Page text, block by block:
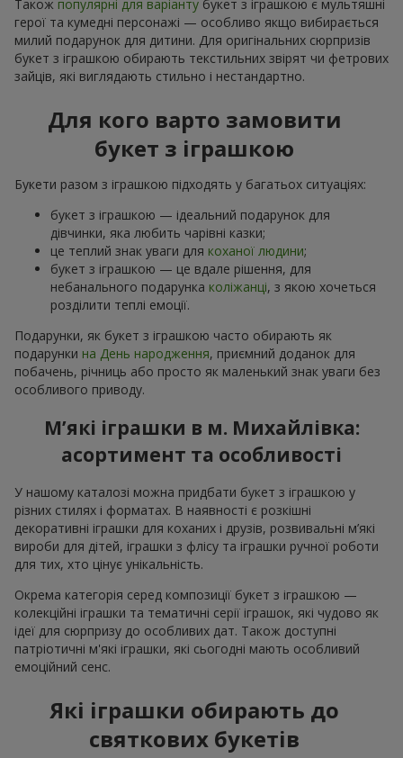
Також популярні для варіанту букет з іграшкою є мультяшні
герої та кумедні персонажі — особливо якщо вибирається
милий подарунок для дитини. Для оригінальних сюрпризів
букет з іграшкою обирають текстильних звірят чи фетрових
зайців, які виглядають стильно і нестандартно.
Для кого варто замовити
букет з іграшкою
Букети разом з іграшкою підходять у багатьох ситуаціях:
букет з іграшкою — ідеальний подарунок для
дівчинки, яка любить чарівні казки;
це теплий знак уваги для коханої людини;
букет з іграшкою — це вдале рішення, для
небанального подарунка коліжанці, з якою хочеться
розділити теплі емоції.
Подарунки, як букет з іграшкою часто обирають як
подарунки на День народження, приємний доданок для
побачень, річниць або просто як маленький знак уваги без
особливого приводу.
М’які іграшки в м. Михайлівка:
асортимент та особливості
У нашому каталозі можна придбати букет з іграшкою у
різних стилях і форматах. В наявності є розкішні
декоративні іграшки для коханих і друзів, розвивальні м’які
вироби для дітей, іграшки з флісу та іграшки ручної роботи
для тих, хто цінує унікальність.
Окрема категорія серед композиції букет з іграшкою —
колекційні іграшки та тематичні серії іграшок, які чудово як
ідеї для сюрпризу до особливих дат. Також доступні
патріотичні м'які іграшки, які сьогодні мають особливий
емоційний сенс.
Які іграшки обирають до
святкових букетів